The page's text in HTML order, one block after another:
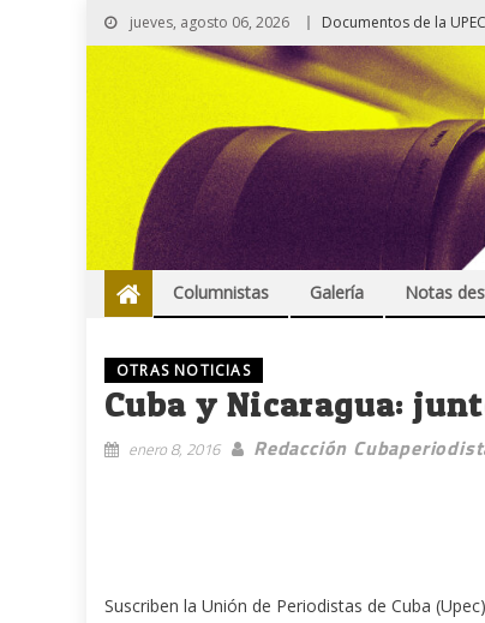
jueves, agosto 06, 2026 Documentos de la UPEC
Columnistas Galería Notas
OTRAS NOTICIAS
Cuba y Nicaragua:
enero 8, 2016 Redacción
Suscriben la Unión de Periodistas de Cuba